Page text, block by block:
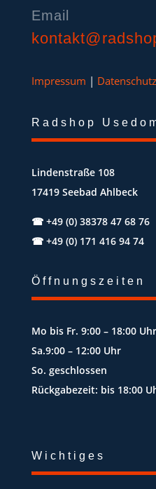
Email
Impressum | Datenschutz
Radshop
Lindenstraße 108
17419 Seebad Ahlbeck
☎ +49 (0) 38378 47 68 76
☎ +49 (0) 171 416 94 74
Öffnungszeiten
Mo bis Fr. 9:00 – 18:00 Uhr
Sa.9:00 – 12:00 Uhr
So. geschlossen
Rückgabezeit: bis 18:00
Wichtiges